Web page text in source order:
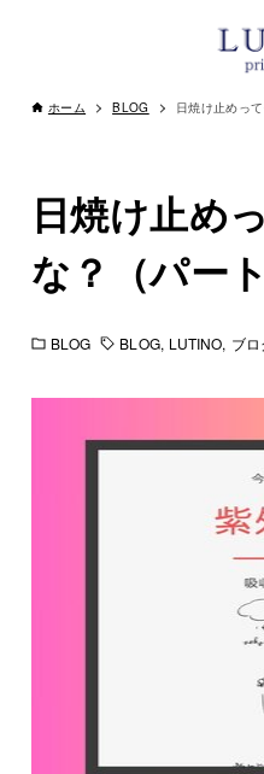
ホーム BLOG 日焼け止めっ
日焼け止め
な？（パート
BLOG BLOG LUTINO ブロ